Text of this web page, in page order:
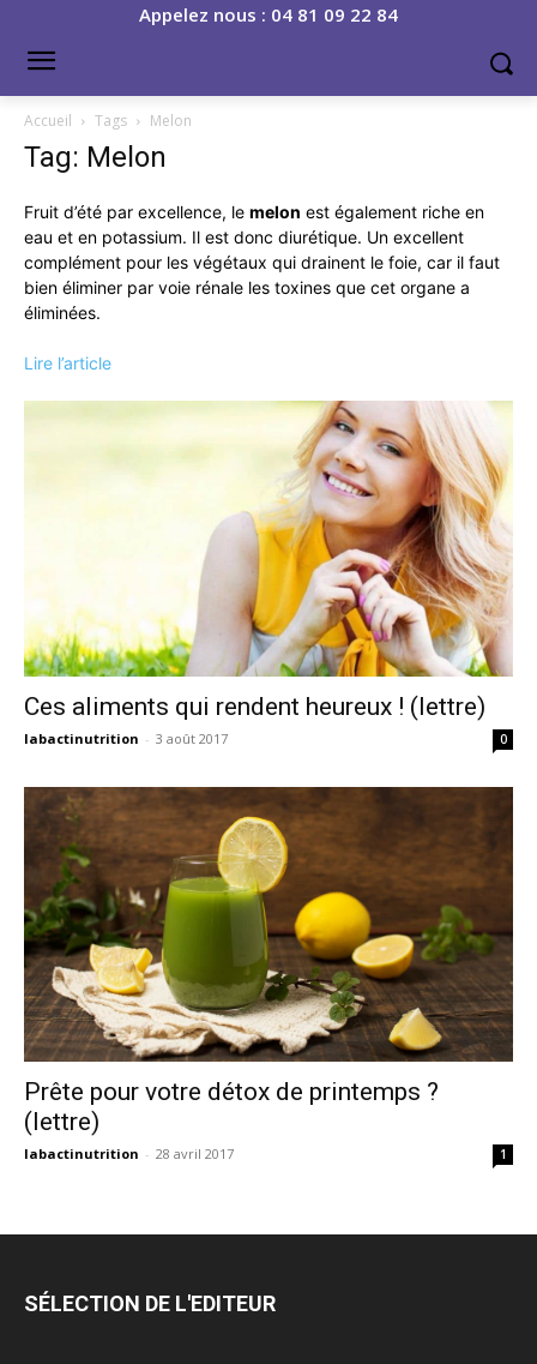
Appelez nous : 04 81 09 22 84
Accueil Tags Melon
Tag: Melon
Fruit d’été par excellence, le melon est également riche en
eau et en potassium. Il est donc diurétique. Un excellent
complément pour les végétaux qui drainent le foie, car il faut
bien éliminer par voie rénale les toxines que cet organe a
éliminées.
Lire l’article
Ces aliments qui rendent heureux ! (lettre)
labactinutrition - 3 août 2017 0
Prête pour votre détox de printemps ?
(lettre)
labactinutrition - 28 avril 2017 1
SÉLECTION DE L'EDITEUR